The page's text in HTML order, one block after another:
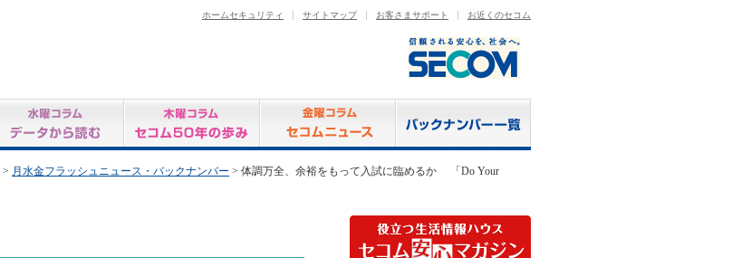
ホームセキュリティ サイトマップ お客さまサポート お近くのセコム
> 月水金フラッシュニュース・バックナンバー > 体調万全、余裕をもって入試に臨めるか 「Do Your